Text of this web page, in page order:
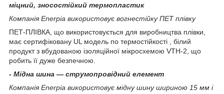
міцний, зносостійкий термопластик
Компанія Enerpia використовує вогнестійкуПЕТ плівку
ПЕТ-ПЛІВКА, що використовується для виробництва плівки,
має сертифіковану UL модель по термостійкості , білий
продукт з вбудованою ізоляційної мікросхемою VTH-2, що
робить її дуже безпечною.
- Мідна шина ― струмопровідний елемент
Компанія Enerpia використовує мідну шину шириною 15 мм і